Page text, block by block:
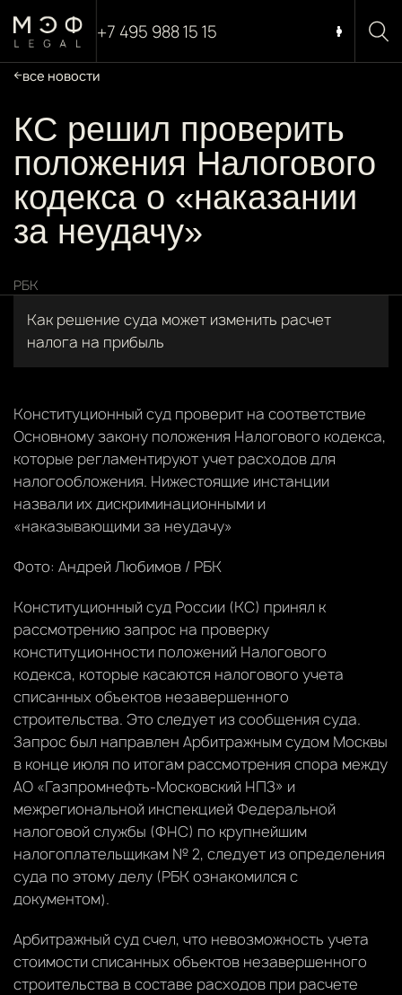
+7 495 988 15 15
все новости
КС решил проверить
положения Налогового
кодекса о «наказании
за неудачу»
РБК
Как решение суда может изменить расчет
налога на прибыль
Конституционный суд проверит на соответствие
Основному закону положения Налогового кодекса,
которые регламентируют учет расходов для
налогообложения. Нижестоящие инстанции
назвали их дискриминационными и
«наказывающими за неудачу»
Фото: Андрей Любимов / РБК
Конституционный суд России (КС) принял к
рассмотрению запрос на проверку
конституционности положений Налогового
кодекса, которые касаются налогового учета
списанных объектов незавершенного
строительства. Это следует из сообщения суда.
Запрос был направлен Арбитражным судом Москвы
в конце июля по итогам рассмотрения спора между
АО «Газпромнефть-Московский НПЗ» и
межрегиональной инспекцией Федеральной
налоговой службы (ФНС) по крупнейшим
налогоплательщикам № 2, следует из определения
суда по этому делу (РБК ознакомился с
документом).
Арбитражный суд счел, что невозможность учета
стоимости списанных объектов незавершенного
строительства в составе расходов при расчете